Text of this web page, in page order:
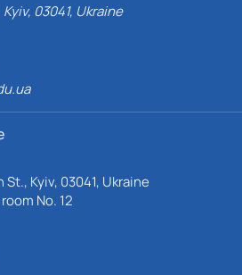
03041, Ukraine
Kyiv, 03041, Ukraine
No. 12